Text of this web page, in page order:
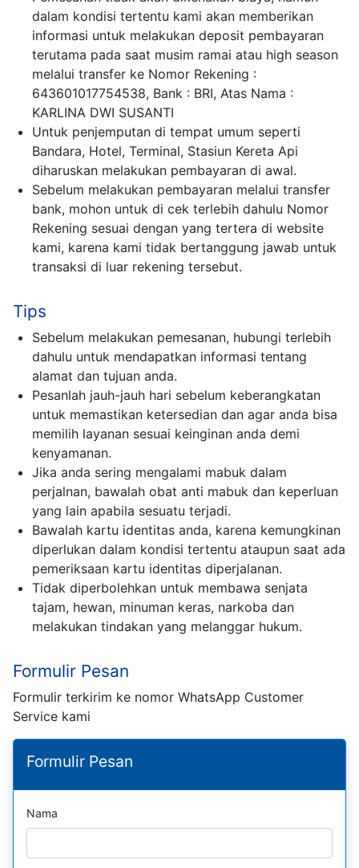
dalam kondisi tertentu kami akan memberikan
informasi untuk melakukan deposit pembayaran
terutama pada saat musim ramai atau high season
melalui transfer ke Nomor Rekening :
643601017754538, Bank : BRI, Atas Nama :
KARLINA DWI SUSANTI
Untuk penjemputan di tempat umum seperti
Bandara, Hotel, Terminal, Stasiun Kereta Api
diharuskan melakukan pembayaran di awal.
Sebelum melakukan pembayaran melalui transfer
bank, mohon untuk di cek terlebih dahulu Nomor
Rekening sesuai dengan yang tertera di website
kami, karena kami tidak bertanggung jawab untuk
transaksi di luar rekening tersebut.
Tips
Sebelum melakukan pemesanan, hubungi terlebih
dahulu untuk mendapatkan informasi tentang
alamat dan tujuan anda.
Pesanlah jauh-jauh hari sebelum keberangkatan
untuk memastikan ketersedian dan agar anda bisa
memilih layanan sesuai keinginan anda demi
kenyamanan.
Jika anda sering mengalami mabuk dalam
perjalnan, bawalah obat anti mabuk dan keperluan
yang lain apabila sesuatu terjadi.
Bawalah kartu identitas anda, karena kemungkinan
diperlukan dalam kondisi tertentu ataupun saat ada
pemeriksaan kartu identitas diperjalanan.
Tidak diperbolehkan untuk membawa senjata
tajam, hewan, minuman keras, narkoba dan
melakukan tindakan yang melanggar hukum.
Formulir Pesan
Formulir terkirim ke nomor WhatsApp Customer
Service kami
Formulir Pesan
Nama